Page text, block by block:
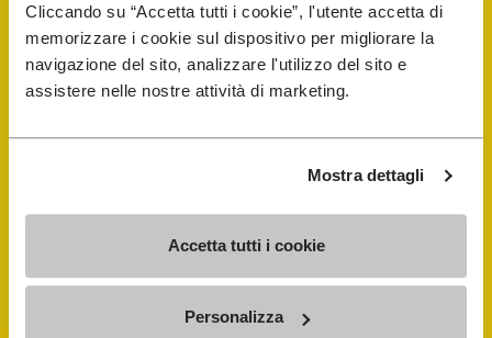
Cliccando su “Accetta tutti i cookie”, l'utente accetta di
memorizzare i cookie sul dispositivo per migliorare la
navigazione del sito, analizzare l'utilizzo del sito e
assistere nelle nostre attività di marketing.
Mostra dettagli
Accetta tutti i cookie
Personalizza
E-SHOP
Schuhreparatur-Finder